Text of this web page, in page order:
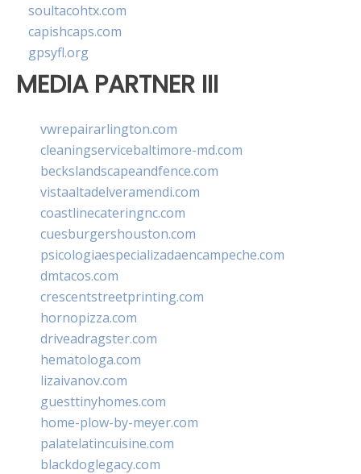
soultacohtx.com
capishcaps.com
gpsyfl.org
MEDIA PARTNER III
vwrepairarlington.com
cleaningservicebaltimore-md.com
beckslandscapeandfence.com
vistaaltadelveramendi.com
coastlinecateringnc.com
cuesburgershouston.com
psicologiaespecializadaencampeche.com
dmtacos.com
crescentstreetprinting.com
hornopizza.com
driveadragster.com
hematologa.com
lizaivanov.com
guesttinyhomes.com
home-plow-by-meyer.com
palatelatincuisine.com
blackdoglegacy.com